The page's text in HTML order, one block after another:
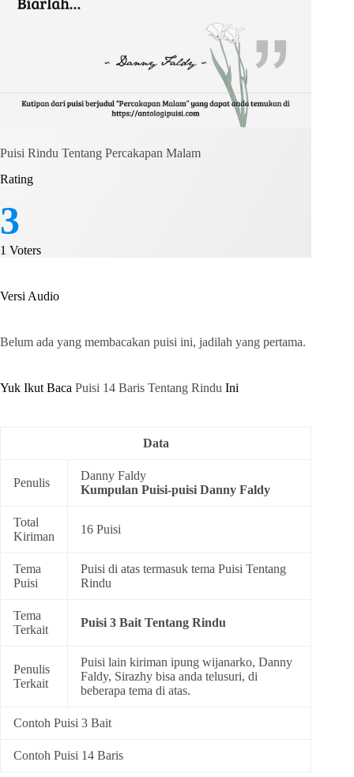
Puisi Rindu Tentang Percakapan Malam
Rating
3
1 Voters
Versi Audio
Belum ada yang membacakan puisi ini, jadilah yang pertama.
Yuk Ikut Baca Puisi 14 Baris Tentang Rindu Ini
Data
Penulis
Danny Faldy
Kumpulan Puisi-puisi Danny Faldy
Total
Kiriman
16 Puisi
Tema
Puisi
Puisi di atas termasuk tema Puisi Tentang
Rindu
Tema
Terkait
Puisi 3 Bait Tentang Rindu
Penulis
Terkait
Puisi lain kiriman ipung wijanarko, Danny
Faldy, Sirazhy bisa anda telusuri, di
beberapa tema di atas.
Contoh Puisi 3 Bait
Contoh Puisi 14 Baris